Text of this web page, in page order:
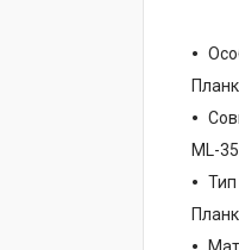
ML-
Тип